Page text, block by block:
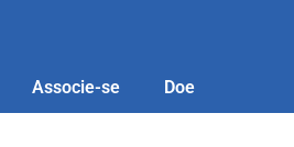
Associe-se Doe